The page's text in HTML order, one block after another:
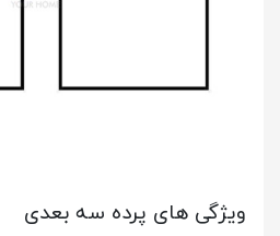
ویژگی های پرده سه بعدی